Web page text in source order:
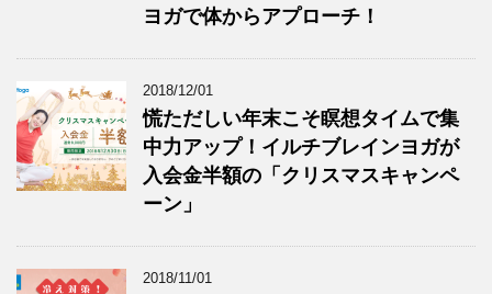
ヨガで体からアプローチ！
2018/12/01
慌ただしい年末こそ瞑想タイムで集
中力アップ！イルチブレインヨガが
入会金半額の「クリスマスキャンペ
ーン」
2018/11/01